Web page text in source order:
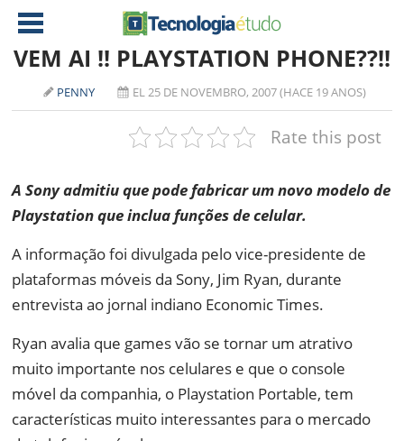
NOTÍCIAS
ATI
SOFTWARE
NOTEBOOKS
IOS
JOGOS
ANÁLISE
VEM AI !! PLAYSTATION PHONE??!!
PENNY EL 25 DE NOVEMBRO, 2007 (HACE 19 ANOS)
Rate this post
A Sony admitiu que pode fabricar um novo modelo de
Playstation que inclua funções de celular.
A informação foi divulgada pelo vice-presidente de
plataformas móveis da Sony, Jim Ryan, durante
entrevista ao jornal indiano Economic Times.
Ryan avalia que games vão se tornar um atrativo
muito importante nos celulares e que o console
móvel da companhia, o Playstation Portable, tem
características muito interessantes para o mercado